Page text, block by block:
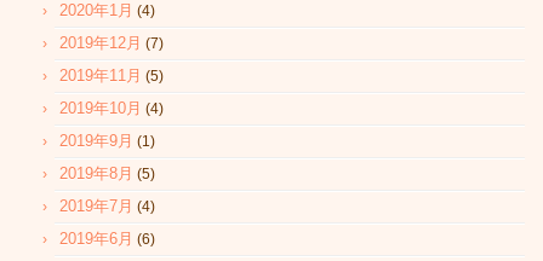
2020年1月 (4)
2019年12月 (7)
2019年11月 (5)
2019年10月 (4)
2019年9月 (1)
2019年8月 (5)
2019年7月 (4)
2019年6月 (6)